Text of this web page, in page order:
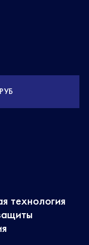
технология